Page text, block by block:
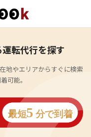
転代行を探す
地やエリアからすぐに検索
可能。